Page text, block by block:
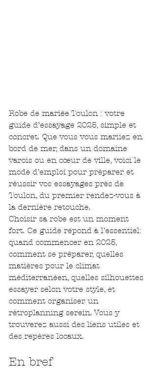
Robe de mariée Toulon : votre
guide d’essayage 2025, simple et
concret. Que vous vous mariiez en
bord de mer, dans un domaine
varois ou en cœur de ville, voici le
mode d’emploi pour préparer et
réussir vos essayages près de
Toulon, du premier rendez-vous à
la dernière retouche.
Choisir sa robe est un moment
fort. Ce guide répond à l’essentiel:
quand commencer en 2025,
comment se préparer, quelles
matières pour le climat
méditerranéen, quelles silhouettes
essayer selon votre style, et
comment organiser un
rétroplanning serein. Vous y
trouverez aussi des liens utiles et
des repères locaux.
En bref